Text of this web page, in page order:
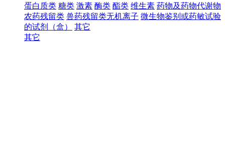
蛋白质类 糖类 激素 酶类 酯类 维生素 药物及药物代谢物
农药残留类 兽药残留类无机离子 微生物鉴别或药敏试验
的试剂（盒）
其它
其它